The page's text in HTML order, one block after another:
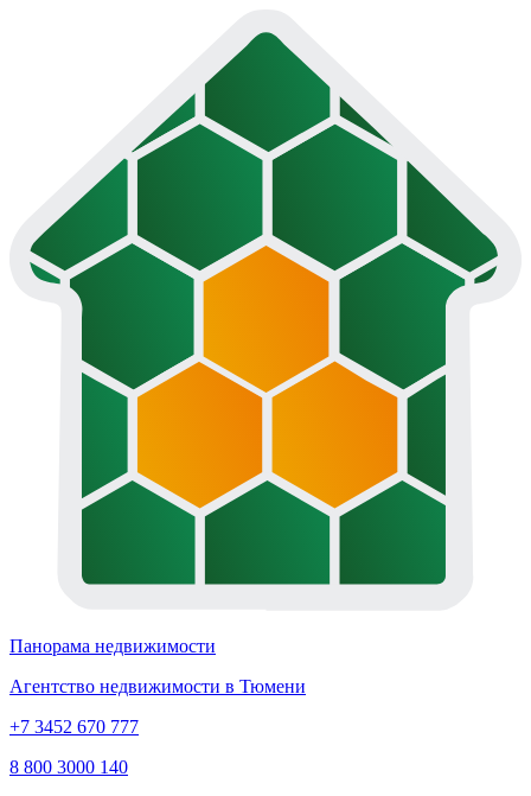
Панорама недвижимости
Агентство недвижимости в Тюмени
+7 3452 670 777
8 800 3000 140